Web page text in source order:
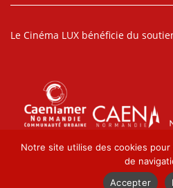
Le Cinéma LUX bénéficie du
Notre site utilise des cookies
de
Accepter